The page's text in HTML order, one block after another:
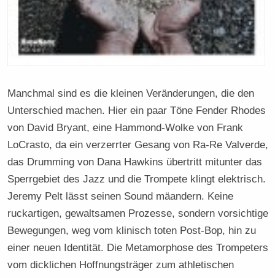
Manchmal sind es die kleinen Veränderungen, die den
Unterschied machen. Hier ein paar Töne Fender Rhodes
von David Bryant, eine Hammond-Wolke von Frank
LoCrasto, da ein verzerrter Gesang von Ra-Re Valverde,
das Drumming von Dana Hawkins übertritt mitunter das
Sperrgebiet des Jazz und die Trompete klingt elektrisch.
Jeremy Pelt lässt seinen Sound mäandern. Keine
ruckartigen, gewaltsamen Prozesse, sondern vorsichtige
Bewegungen, weg vom klinisch toten Post-Bop, hin zu
einer neuen Identität. Die Metamorphose des Trompeters
vom dicklichen Hoffnungsträger zum athletischen